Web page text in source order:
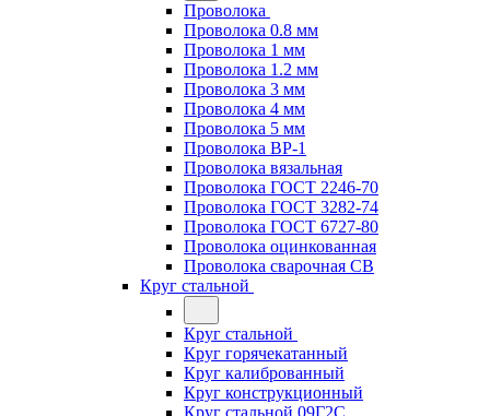
Проволока
Проволока 0.8 мм
Проволока 1 мм
Проволока 1.2 мм
Проволока 3 мм
Проволока 4 мм
Проволока 5 мм
Проволока ВР-1
Проволока вязальная
Проволока ГОСТ 2246-70
Проволока ГОСТ 3282-74
Проволока ГОСТ 6727-80
Проволока оцинкованная
Проволока сварочная СВ
Круг стальной
Круг стальной
Круг горячекатанный
Круг калиброванный
Круг конструкционный
Круг стальной 09Г2С